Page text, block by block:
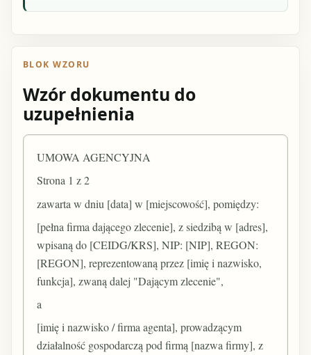
BLOK WZORU
Wzór dokumentu do
uzupełnienia
UMOWA AGENCYJNA
Strona 1 z 2
zawarta w dniu [data] w [miejscowość], pomiędzy:
[pełna firma dającego zlecenie], z siedzibą w [adres],
wpisaną do [CEIDG/KRS], NIP: [NIP], REGON:
[REGON], reprezentowaną przez [imię i nazwisko,
funkcja], zwaną dalej "Dającym zlecenie",
a
[imię i nazwisko / firma agenta], prowadzącym
działalność gospodarczą pod firmą [nazwa firmy], z